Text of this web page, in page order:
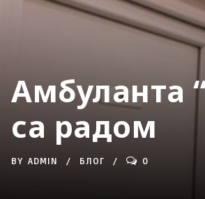
Амбуланта
са радом
BY ADMIN БЛОГ 0